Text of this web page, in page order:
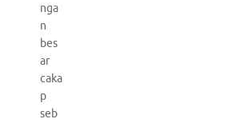
nga
n
bes
ar
caka
p
seb